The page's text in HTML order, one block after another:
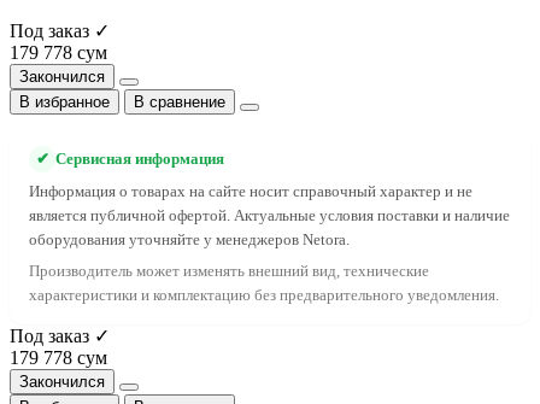
Под заказ ✓
179 778 сум
Закончился
В избранное
В сравнение
✔ Сервисная информация
Информация о товарах на сайте носит справочный характер и не
является публичной офертой. Актуальные условия поставки и наличие
оборудования уточняйте у менеджеров Netora.
Производитель может изменять внешний вид, технические
характеристики и комплектацию без предварительного уведомления.
Под заказ ✓
179 778 сум
Закончился